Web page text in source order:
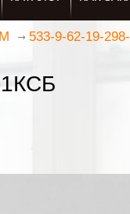
533-9-62-19-